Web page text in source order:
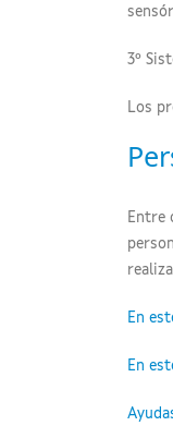
3º
Los
Entre
En
En